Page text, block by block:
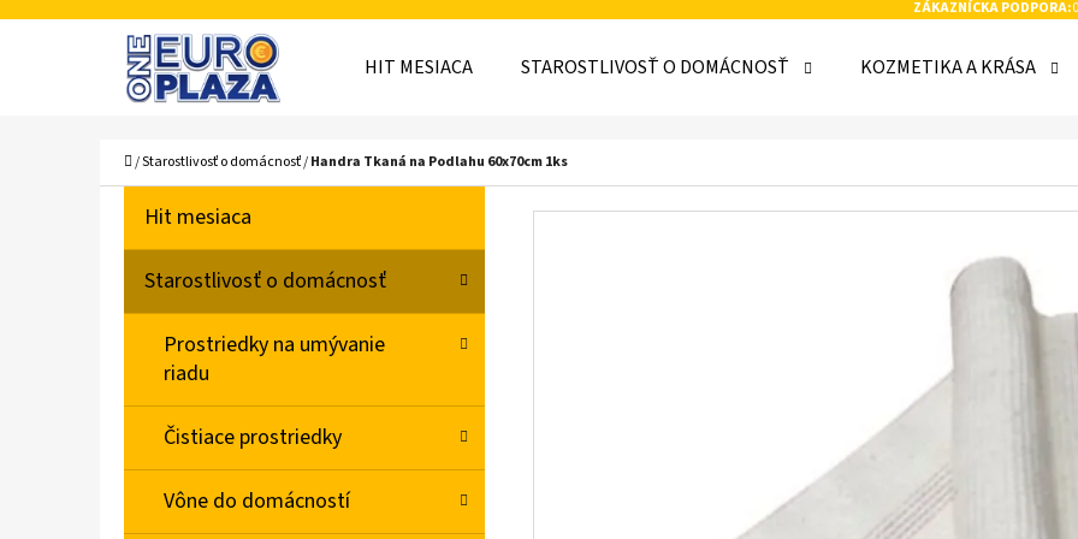
Prejsť
ZÁKAZNÍCKA PODPORA:
HIT MESIACA STAROSTLIVOSŤ O DOMÁCNOSŤ KOZMETIKA A KRÁSA
Domov
/Starostlivosť o domácnosť/Handra Tkaná na Podlahu 60x70cm 1ks
N
N
Preskočiť
kategórie
G
Hit mesiaca
Starostlivosť o domácnosť
Prostriedky na umývanie
riadu
Čistiace prostriedky
Vône do domácností
K
Späť
Späť
ČO POTREBUJETE NÁJSŤ?